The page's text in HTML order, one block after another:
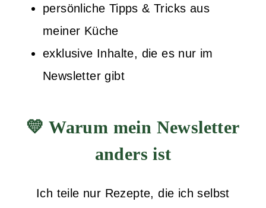
persönliche Tipps & Tricks aus
meiner Küche
exklusive Inhalte, die es nur im
Newsletter gibt
💛 Warum mein Newsletter
anders ist
Ich teile nur Rezepte, die ich selbst